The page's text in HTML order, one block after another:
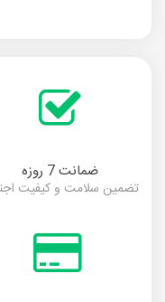
ضمانت 7 روزه
تضمین سلامت و کیفیت